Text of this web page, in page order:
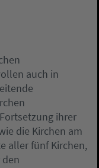
auch in
ihrer
die Kirchen am
aller fünf Kirchen,